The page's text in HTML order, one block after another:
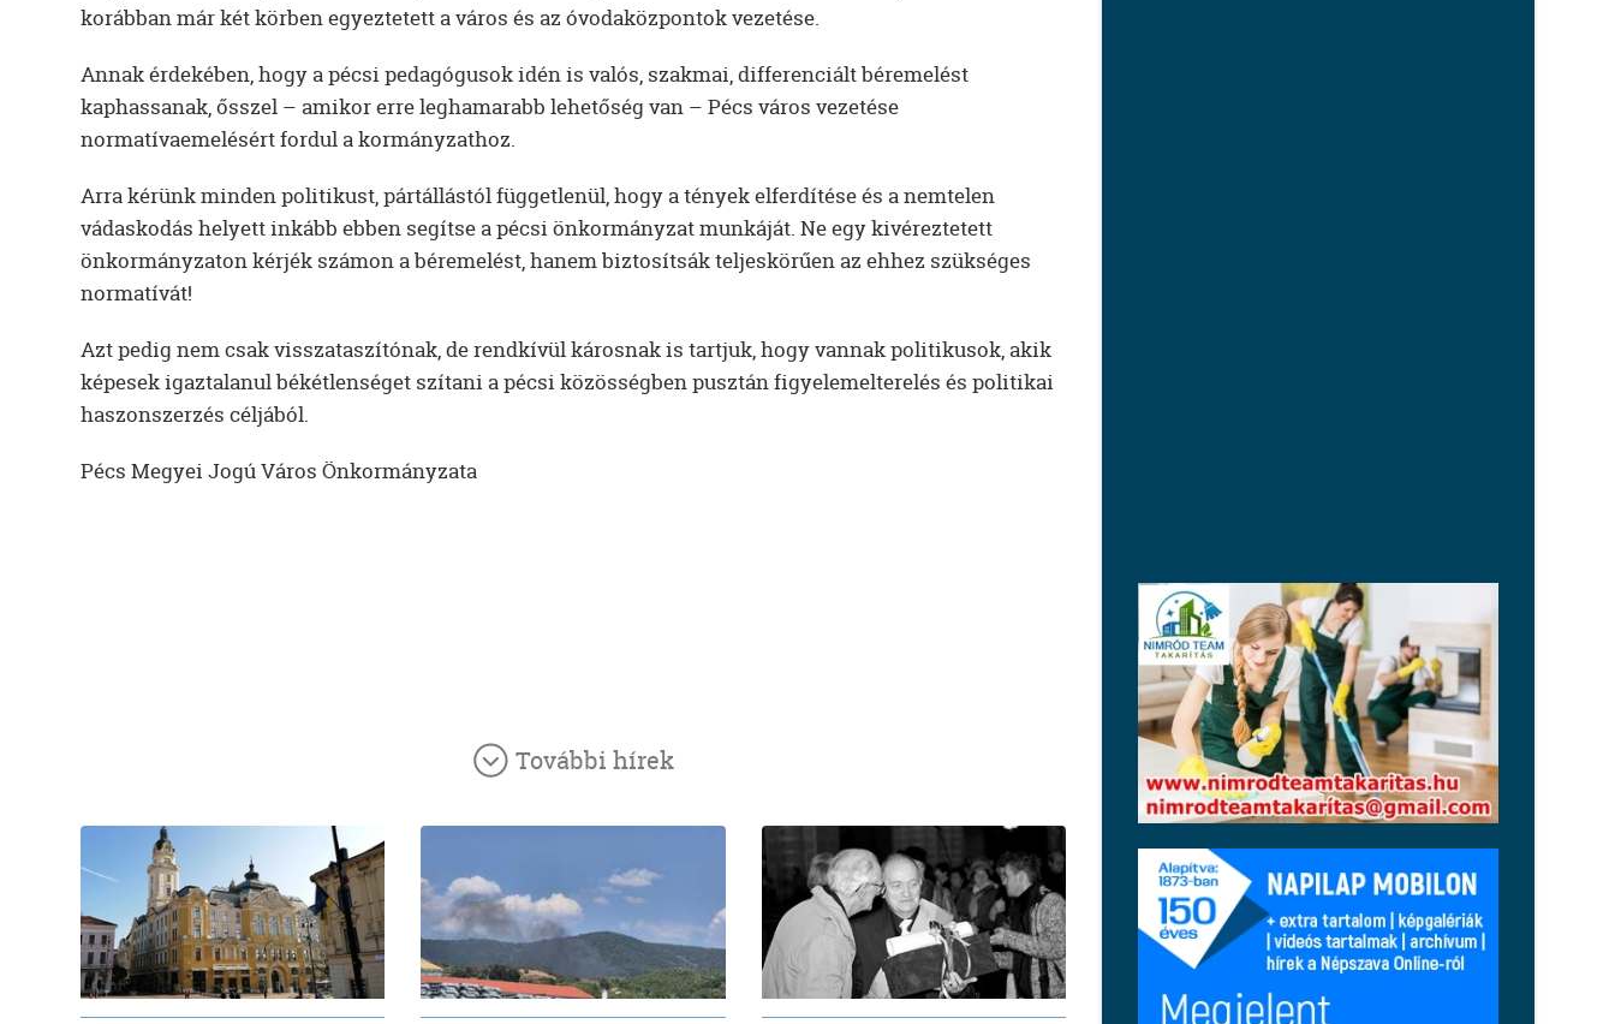
korábban már két körben egyeztetett a város és az óvodaközpontok vezetése.
Annak érdekében, hogy a pécsi pedagógusok idén is valós, szakmai, differenciált béremelést
kaphassanak, ősszel – amikor erre leghamarabb lehetőség van – Pécs város vezetése
normatívaemelésért fordul a kormányzathoz.
Arra kérünk minden politikust, pártállástól függetlenül, hogy a tények elferdítése és a nemtelen
vádaskodás helyett inkább ebben segítse a pécsi önkormányzat munkáját. Ne egy kivéreztetett
önkormányzaton kérjék számon a béremelést, hanem biztosítsák teljeskörűen az ehhez szükséges
normatívát!
Azt pedig nem csak visszataszítónak, de rendkívül károsnak is tartjuk, hogy vannak politikusok, akik
képesek igaztalanul békétlenséget szítani a pécsi közösségben pusztán figyelemelterelés és politikai
haszonszerzés céljából.
Pécs Megyei Jogú Város Önkormányzata
További hírek